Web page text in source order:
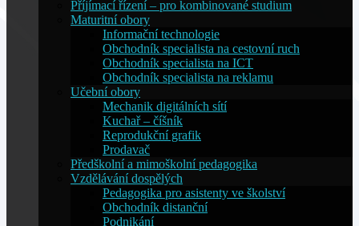
Příjímací řízení – pro kombinované studium
Maturitní obory
Informační technologie
Obchodník specialista na cestovní ruch
Obchodník specialista na ICT
Obchodník specialista na reklamu
Učební obory
Mechanik digitálních sítí
Kuchař – číšník
Reprodukční grafik
Prodavač
Předškolní a mimoškolní pedagogika
Vzdělávání dospělých
Pedagogika pro asistenty ve školství
Obchodník distanční
Podnikání